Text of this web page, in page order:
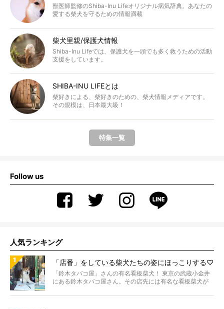
獣医師監修のShiba-Inu Lifeオリジナル病気辞典。あなたの
愛する柴犬を守るための情報満載
柴犬里親/保護犬情報
Shiba-Inu Lifeでは、保護犬を一頭でも多く救うための活動
支援をしています。
SHIBA-INU LIFEとは
柴好きによる、柴好きのための、柴犬情報メディアです。
その規模は、日本最大級！
特集一覧
Follow us
人気ランキング
「店番」をしている柴犬たちの姿にほっこりする♡
「鈴木タバコ屋」さんの有名看板柴犬！ 東京の武蔵小金井
にある鈴木タバコ屋さん。その店先には有名な看板柴犬が